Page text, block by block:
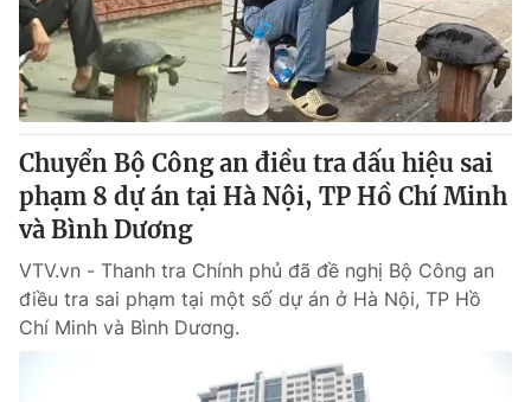
Cơ quan báo chí:Thời báo VTV
Giấy phép hoạt động báo in và báo điện tử số 483/GP-BTTTT
cấp ngày 29/12/2023
Tổng Biên tập:
Vũ Thanh Thủy
Phó Tổng Biên tập:Nguyễn Thị Mỹ Hạnh, Phạm Quốc Thắng,
Nguyễn Trọng Ninh
Tổng đài VTV:024.38 355 931 - 024.38 355 932
Ðiện thoại Thời báo VTV:
Liên hệ quảng cáo:024-7300.7108
Chuyển Bộ Công an điều tra dấu hiệu sai
phạm 8 dự án tại Hà Nội, TP Hồ Chí Minh
và Bình Dương
VTV.vn - Thanh tra Chính phủ đã đề nghị Bộ Công an
điều tra sai phạm tại một số dự án ở Hà Nội, TP Hồ
Chí Minh và Bình Dương.